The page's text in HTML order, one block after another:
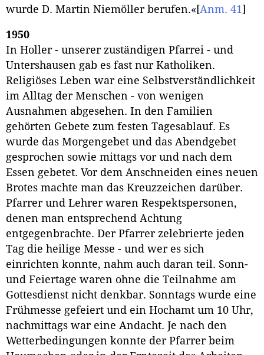
wurde D. Martin Niemöller berufen.« [Anm. 41]
1950
In Holler - unserer zuständigen Pfarrei - und
Untershausen gab es fast nur Katholiken.
Religiöses Leben war eine Selbstverständlichkeit
im Alltag der Menschen - von wenigen
Ausnahmen abgesehen. In den Familien
gehörten Gebete zum festen Tagesablauf. Es
wurde das Morgengebet und das Abendgebet
gesprochen sowie mittags vor und nach dem
Essen gebetet. Vor dem Anschneiden eines neuen
Brotes machte man das Kreuzzeichen darüber.
Pfarrer und Lehrer waren Respektspersonen,
denen man entsprechend Achtung
entgegenbrachte. Der Pfarrer zelebrierte jeden
Tag die heilige Messe - und wer es sich
einrichten konnte, nahm auch daran teil. Sonn-
und Feiertage waren ohne die Teilnahme am
Gottesdienst nicht denkbar. Sonntags wurde eine
Frühmesse gefeiert und ein Hochamt um 10 Uhr,
nachmittags war eine Andacht. Je nach den
Wetterbedingungen konnte der Pfarrer beim